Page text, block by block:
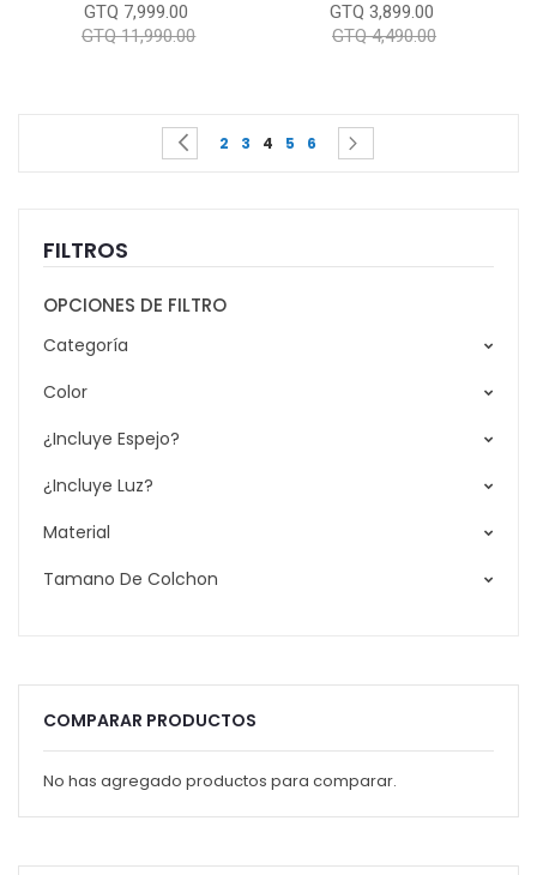
GTQ 7,999.00
GTQ 11,990.00
GTQ 3,899.00
GTQ 4,490.00
Page Page
Previous
Page
2 Page
3
You're currently reading page
4 Page
5 Page
6 Page
FILTROS
OPCIONES DE FILTRO
Categoría
Color
¿Incluye Espejo?
¿Incluye Luz?
Material
Tamano De Colchon
COMPARAR PRODUCTOS
No has agregado productos para comparar.